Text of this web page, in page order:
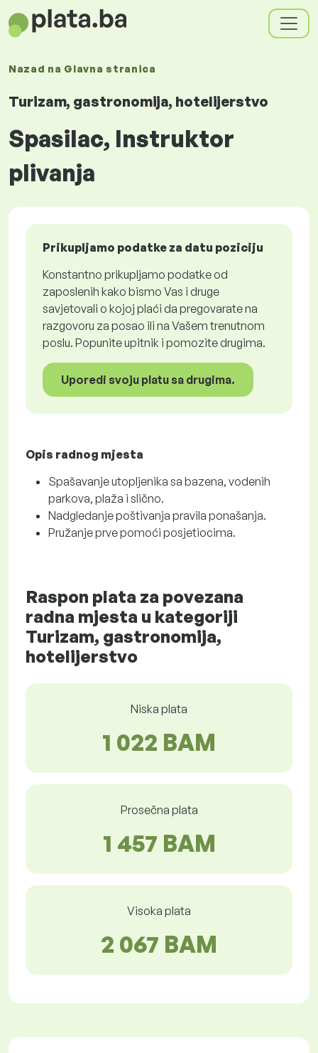
Nazad na Glavna stranica
Turizam, gastronomija, hotelijerstvo
Spasilac, Instruktor
plivanja
Prikupljamo podatke za datu poziciju
Konstantno prikupljamo podatke od
zaposlenih kako bismo Vas i druge
savjetovali o kojoj plaći da pregovarate na
razgovoru za posao ili na Vašem trenutnom
poslu. Popunite upitnik i pomozite drugima.
Uporedi svoju platu sa drugima.
Opis radnog mjesta
Spašavanje utopljenika sa bazena, vodenih
parkova, plaža i slično.
Nadgledanje poštivanja pravila ponašanja.
Pružanje prve pomoći posjetiocima.
Raspon plata za povezana
radna mjesta u kategoriji
Turizam, gastronomija,
hotelijerstvo
Niska plata
1 022 BAM
Prosečna plata
1 457 BAM
Visoka plata
2 067 BAM